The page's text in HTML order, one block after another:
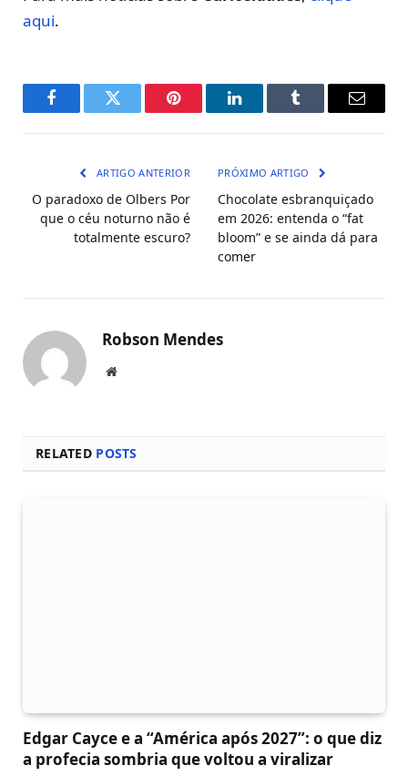
aqui.
FacebookTwitter Pinterest LinkedInTumblr
E-
ARTIGO ANTERIOR
O paradoxo de Olbers Por
que o céu noturno não é
totalmente escuro?
PRÓXIMO ARTIGO
Chocolate esbranquiçado
em 2026: entenda o “fat
bloom” e se ainda dá para
comer
Robson Mendes
Local
RELATED POSTS
Edgar Cayce e a “América após 2027”: o que diz
a profecia sombria que voltou a viralizar